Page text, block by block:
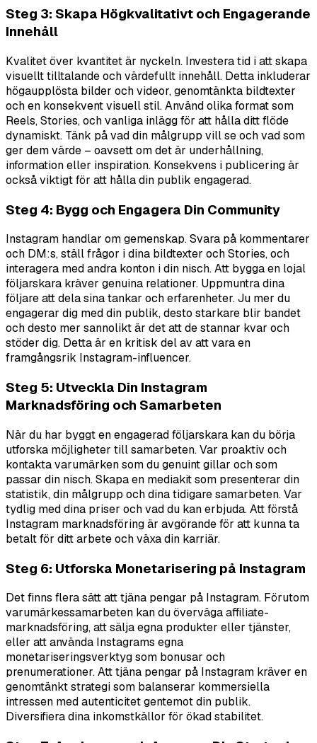
Steg 3: Skapa Högkvalitativt och Engagerande
Innehåll
Kvalitet över kvantitet är nyckeln. Investera tid i att skapa
visuellt tilltalande och värdefullt innehåll. Detta inkluderar
högaupplösta bilder och videor, genomtänkta bildtexter
och en konsekvent visuell stil. Använd olika format som
Reels, Stories, och vanliga inlägg för att hålla ditt flöde
dynamiskt. Tänk på vad din målgrupp vill se och vad som
ger dem värde – oavsett om det är underhållning,
information eller inspiration. Konsekvens i publicering är
också viktigt för att hålla din publik engagerad.
Steg 4: Bygg och Engagera Din Community
Instagram handlar om gemenskap. Svara på kommentarer
och DM:s, ställ frågor i dina bildtexter och Stories, och
interagera med andra konton i din nisch. Att bygga en lojal
följarskara kräver genuina relationer. Uppmuntra dina
följare att dela sina tankar och erfarenheter. Ju mer du
engagerar dig med din publik, desto starkare blir bandet
och desto mer sannolikt är det att de stannar kvar och
stöder dig. Detta är en kritisk del av att vara en
framgångsrik Instagram-influencer.
Steg 5: Utveckla Din Instagram
Marknadsföring och Samarbeten
När du har byggt en engagerad följarskara kan du börja
utforska möjligheter till samarbeten. Var proaktiv och
kontakta varumärken som du genuint gillar och som
passar din nisch. Skapa en mediakit som presenterar din
statistik, din målgrupp och dina tidigare samarbeten. Var
tydlig med dina priser och vad du kan erbjuda. Att förstå
Instagram marknadsföring är avgörande för att kunna ta
betalt för ditt arbete och växa din karriär.
Steg 6: Utforska Monetarisering på Instagram
Det finns flera sätt att tjäna pengar på Instagram. Förutom
varumärkessamarbeten kan du överväga affiliate-
marknadsföring, att sälja egna produkter eller tjänster,
eller att använda Instagrams egna
monetariseringsverktyg som bonusar och
prenumerationer. Att tjäna pengar på Instagram kräver en
genomtänkt strategi som balanserar kommersiella
intressen med autenticitet gentemot din publik.
Diversifiera dina inkomstkällor för ökad stabilitet.